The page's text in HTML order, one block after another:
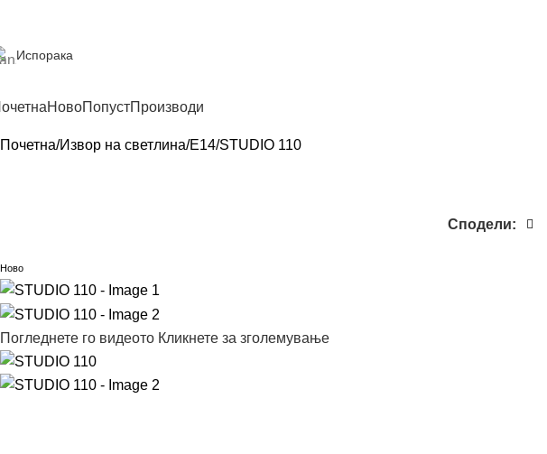
Испорака
НовоПопустПроизводи
Почетна Извор на светлина E14 STUDIO 110
Сподели:
Ново
Погледнете го видеото Кликнете за зголемување